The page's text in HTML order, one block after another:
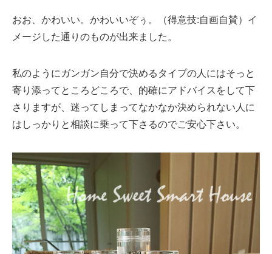
おお、かわいい。かわいいぞぅ。（得意技:自画自賛）イ
メージした通りのものが出来ました。
私のようにガンガン自分で決めるタイプの人にはそっと
寄り添ってところどころで、的確にアドバイスをして下
さりますが、迷ってしまってなかなか決められない人に
はしっかりと相談に乗って下さるのでご安心下さい。